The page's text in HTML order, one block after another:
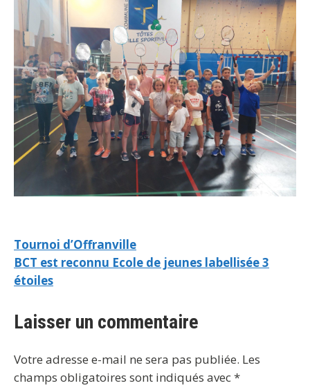
Tournoi d’Offranville
BCT est reconnu Ecole de jeunes labellisée 3
étoiles
Laisser un commentaire
Votre adresse e-mail ne sera pas publiée. Les
champs obligatoires sont indiqués avec*